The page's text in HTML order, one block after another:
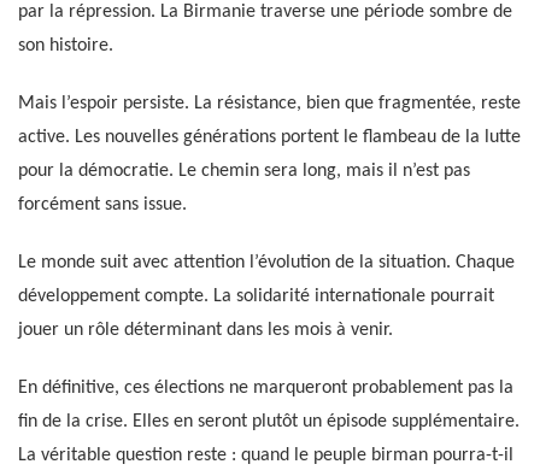
par la répression. La Birmanie traverse une période sombre de
son histoire.
Mais l’espoir persiste. La résistance, bien que fragmentée, reste
active. Les nouvelles générations portent le flambeau de la lutte
pour la démocratie. Le chemin sera long, mais il n’est pas
forcément sans issue.
Le monde suit avec attention l’évolution de la situation. Chaque
développement compte. La solidarité internationale pourrait
jouer un rôle déterminant dans les mois à venir.
En définitive, ces élections ne marqueront probablement pas la
fin de la crise. Elles en seront plutôt un épisode supplémentaire.
La véritable question reste : quand le peuple birman pourra-t-il